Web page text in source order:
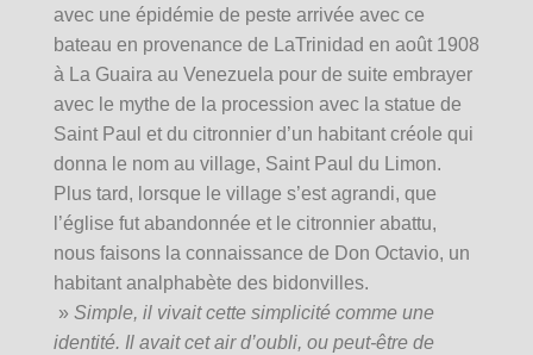
avec une épidémie de peste arrivée avec ce
bateau en provenance de LaTrinidad en août 1908
à La Guaira au Venezuela pour de suite embrayer
avec le mythe de la procession avec la statue de
Saint Paul et du citronnier d’un habitant créole qui
donna le nom au village, Saint Paul du Limon.
Plus tard, lorsque le village s’est agrandi, que
l’église fut abandonnée et le citronnier abattu,
nous faisons la connaissance de Don Octavio, un
habitant analphabète des bidonvilles.
» Simple, il vivait cette simplicité comme une
identité. Il avait cet air d’oubli, ou peut-être de